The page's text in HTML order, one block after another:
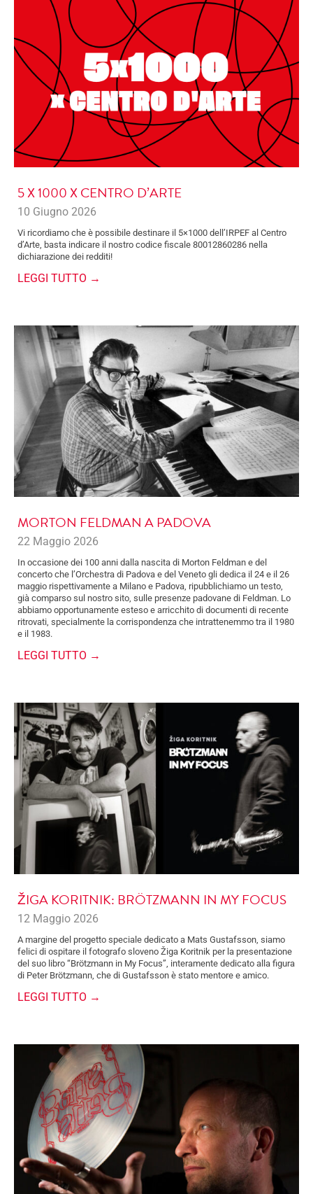
5 X 1000 X CENTRO D’ARTE
10 Giugno 2026
Vi ricordiamo che è possibile destinare il 5×1000 dell’IRPEF al Centro
d’Arte, basta indicare il nostro codice fiscale 80012860286 nella
dichiarazione dei redditi!
LEGGI TUTTO →
MORTON FELDMAN A PADOVA
22 Maggio 2026
In occasione dei 100 anni dalla nascita di Morton Feldman e del
concerto che l’Orchestra di Padova e del Veneto gli dedica il 24 e il 26
maggio rispettivamente a Milano e Padova, ripubblichiamo un testo,
già comparso sul nostro sito, sulle presenze padovane di Feldman. Lo
abbiamo opportunamente esteso e arricchito di documenti di recente
ritrovati, specialmente la corrispondenza che intrattenemmo tra il 1980
e il 1983.
LEGGI TUTTO →
ŽIGA KORITNIK: BRÖTZMANN IN MY FOCUS
12 Maggio 2026
A margine del progetto speciale dedicato a Mats Gustafsson, siamo
felici di ospitare il fotografo sloveno Žiga Koritnik per la presentazione
del suo libro “Brötzmann in My Focus”, interamente dedicato alla figura
di Peter Brötzmann, che di Gustafsson è stato mentore e amico.
LEGGI TUTTO →